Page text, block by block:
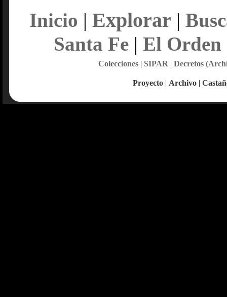
Inicio | Explorar |
Santa Fe| El Orden
Colecciones| SIPAR | Decretos
Proyecto | Archivo |